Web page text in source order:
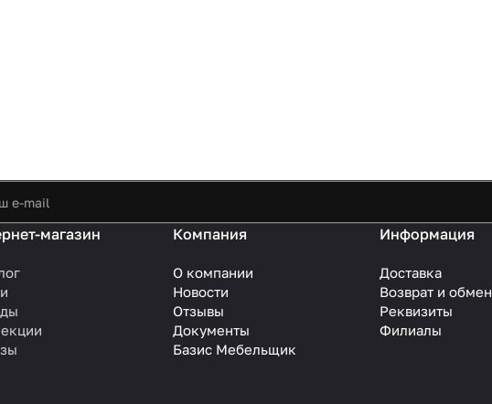
магазин Компания
О компании
Новости
Отзывы
Документы
Базис Мебельщик
Информация
Доставка
Возврат и обмен
Реквизиты
Филиалы